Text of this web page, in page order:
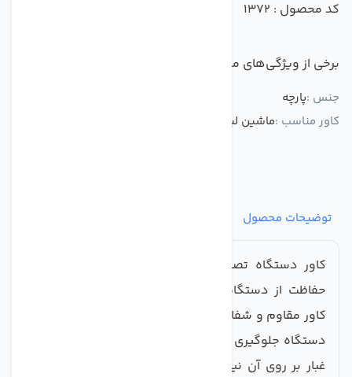
کد محصول : 1372
برخی از ویژگی‌های مهم این محصول :
جنس :پارچه
کاور مناسب :ماشین لباسشویی
توضیحات محصول
کاور دستگاه تصفیه کننده آب یک گزینه ایده‌آل برای
حفاظت از دستگاه‌های تصفیه آب خانگی شماست. این
کاور مقاوم و شفاف نه‌تنها از نفوذ آب و رطوبت به داخل
دستگاه جلوگیری می‌کند، بلکه همچنین از نشستن گرد و
غبار بر روی آن نیز ممانعت به عمل می‌آورد. با توجه به